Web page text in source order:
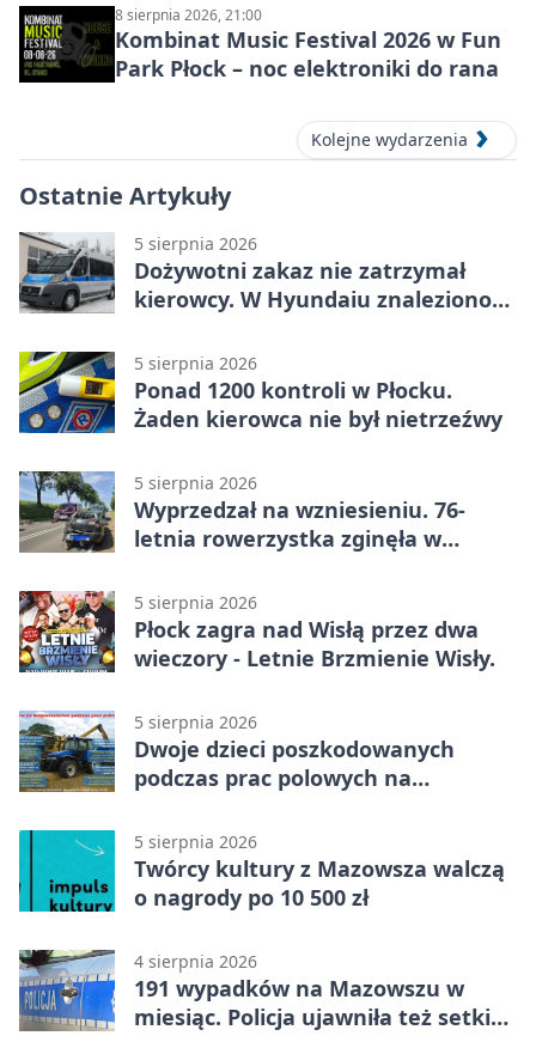
8 sierpnia 2026, 21:00
Kombinat Music Festival 2026 w Fun
Park Płock – noc elektroniki do rana
Kolejne wydarzenia
Ostatnie Artykuły
5 sierpnia 2026
Dożywotni zakaz nie zatrzymał
kierowcy. W Hyundaiu znaleziono
5 sierpnia 2026
Ponad 1200 kontroli w Płocku.
Żaden kierowca nie był nietrzeźwy
5 sierpnia 2026
Wyprzedzał na wzniesieniu. 76-
letnia rowerzystka zginęła w
5 sierpnia 2026
Płock zagra nad Wisłą przez dwa
wieczory - Letnie Brzmienie Wisły.
5 sierpnia 2026
Dwoje dzieci poszkodowanych
podczas prac polowych na
5 sierpnia 2026
Twórcy kultury z Mazowsza walczą
o nagrody po 10 500 zł
4 sierpnia 2026
191 wypadków na Mazowszu w
miesiąc. Policja ujawniła też setki